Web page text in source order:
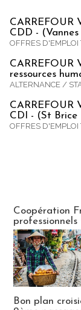
CARREFOUR
CDD -
OFFRES D'EMPLOI
CARREFOUR
ressources
ALTERNANCE /
CARREFOUR
CDI - (St Brice
OFFRES D'EMPLOI
Coopération
Bon plan